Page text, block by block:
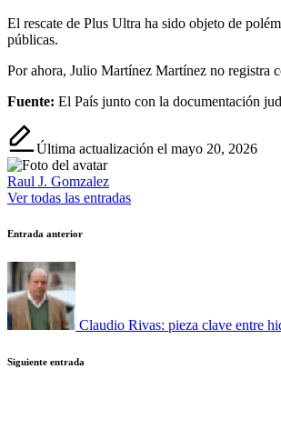
El rescate de Plus Ultra ha sido objeto de
públicas.
Por ahora, Julio Martínez Martínez no registra
Fuente: El País junto con la documentación
Última actualización el mayo 20, 2026
Raul J. Gomzalez
Ver todas las entradas
Navegación
de
entradas
Entrada anterior
Claudio Rivas: pieza clave entre
Siguiente entrada